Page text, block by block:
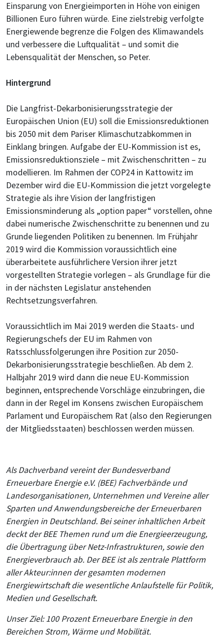
Einsparung von Energieimporten in Höhe von einigen
Billionen Euro führen würde. Eine zielstrebig verfolgte
Energiewende begrenze die Folgen des Klimawandels
und verbessere die Luftqualität – und somit die
Lebensqualität der Menschen, so Peter.
Hintergrund
Die Langfrist-Dekarbonisierungsstrategie der
Europäischen Union (EU) soll die Emissionsreduktionen
bis 2050 mit dem Pariser Klimaschutzabkommen in
Einklang bringen. Aufgabe der EU-Kommission ist es,
Emissionsreduktionsziele – mit Zwischenschritten – zu
modellieren. Im Rahmen der COP24 in Kattowitz im
Dezember wird die EU-Kommission die jetzt vorgelegte
Strategie als ihre Vision der langfristigen
Emissionsminderung als „option paper“ vorstellen, ohne
dabei numerische Zwischenschritte zu benennen und zu
Grunde liegenden Politiken zu benennen. Im Frühjahr
2019 wird die Kommission voraussichtlich eine
überarbeitete ausführlichere Version ihrer jetzt
vorgestellten Strategie vorlegen – als Grundlage für die
in der nächsten Legislatur anstehenden
Rechtsetzungsverfahren.
Voraussichtlich im Mai 2019 werden die Staats- und
Regierungschefs der EU im Rahmen von
Ratsschlussfolgerungen ihre Position zur 2050-
Dekarbonisierungsstrategie beschließen. Ab dem 2.
Halbjahr 2019 wird dann die neue EU-Kommission
beginnen, entsprechende Vorschläge einzubringen, die
dann in der Regel im Konsens zwischen Europäischem
Parlament und Europäischem Rat (also den Regierungen
der Mitgliedsstaaten) beschlossen werden müssen.
Als Dachverband vereint der Bundesverband
Erneuerbare Energie e.V. (BEE) Fachverbände und
Landesorganisationen, Unternehmen und Vereine aller
Sparten und Anwendungsbereiche der Erneuerbaren
Energien in Deutschland. Bei seiner inhaltlichen Arbeit
deckt der BEE Themen rund um die Energieerzeugung,
die Übertragung über Netz-Infrastrukturen, sowie den
Energieverbrauch ab. Der BEE ist als zentrale Plattform
aller Akteur:innen der gesamten modernen
Energiewirtschaft die wesentliche Anlaufstelle für Politik,
Medien und Gesellschaft.
Unser Ziel: 100 Prozent Erneuerbare Energie in den
Bereichen Strom, Wärme und Mobilität.